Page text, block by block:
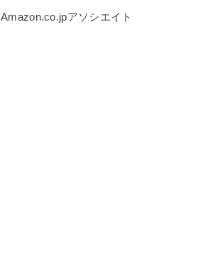
Amazon.co.jpアソシエイト